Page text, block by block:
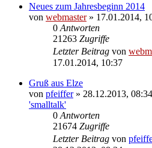
Neues zum Jahresbeginn 2014
von webmaster» 17.01.2014,
0 Antworten
21263 Zugriffe
Letzter Beitrag von
17.01.2014, 10:37
Gruß aus Elze
von pfeiffer» 28.12.2013,
'smalltalk'
0 Antworten
21674 Zugriffe
Letzter Beitrag von